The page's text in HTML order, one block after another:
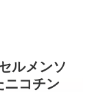
ルメンソ
ニコチン